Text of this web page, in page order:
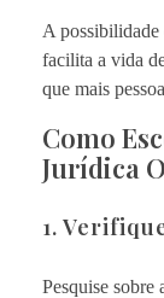
A possibilidade
facilita a vida
que mais
Como
Jurídica
1.
Pesquise sobre